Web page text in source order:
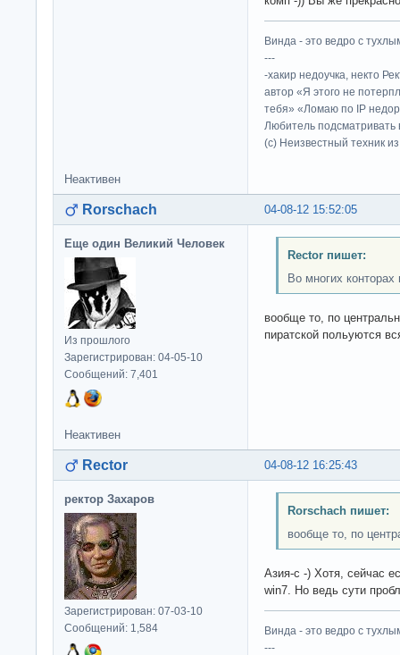
Винда - это ведро с
---
-хакир недоучка, некто
автор «Я этого не
тебя» «Ломаю по IP
Любитель подсматривать
(c) Неизвестный техник
Неактивен
04-08-12 15:52:05
Rorschach
Еще один Великий Человек
Из прошлого
Зарегистрирован: 04-05-10
Сообщений: 7,401
Rector пишет:
Во многих
вообще то, по
пиратской польуются
Неактивен
04-08-12 16:25:43
Rector
ректор Захаров
Зарегистрирован: 07-03-10
Сообщений: 1,584
Rorschach пишет:
вообще то, по
Азия-с -) Хотя, сейчас
win7. Но ведь сути
Винда - это ведро с
---